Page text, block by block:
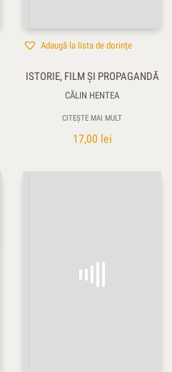
Adaugă la lista de dorințe
ISTORIE, FILM ȘI PROPAGANDĂ
CĂLIN HENTEA
CITEȘTE MAI MULT
17,00 lei